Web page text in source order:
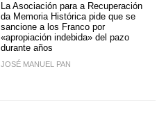
La Asociación para a Recuperación
da Memoria Histórica pide que se
sancione a los Franco por
«apropiación indebida» del pazo
durante años
JOSÉ MANUEL PAN